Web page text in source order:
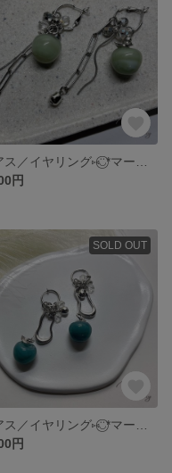
円
SOLD OUT
円